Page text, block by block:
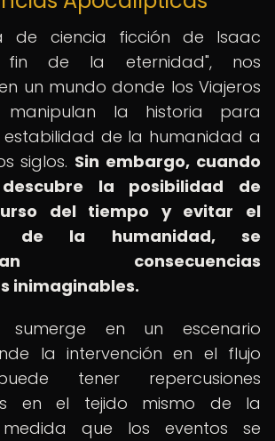
de ciencia ficción de Isaac
fin de la eternidad", nos
un mundo donde los Viajeros
manipulan la historia para
de la humanidad a
siglos. Sin embargo, cuando
la posibilidad de
del tiempo y evitar el
de la humanidad, se
consecuencias
inimaginables.
sumerge en un escenario
la intervención en el flujo
tener repercusiones
en el tejido mismo de la
que los eventos se